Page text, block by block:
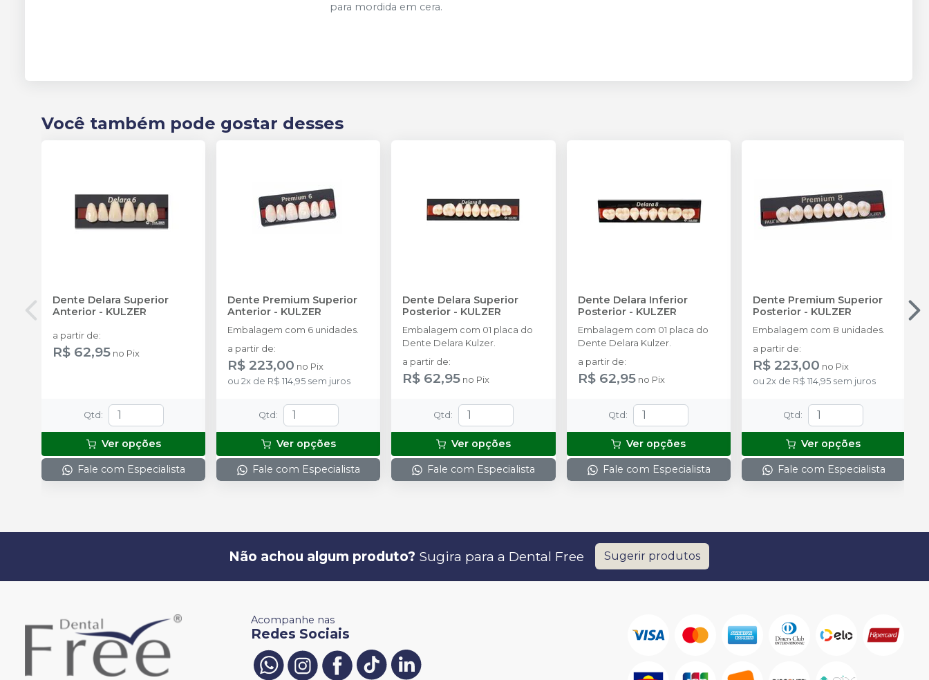
para mordida em cera.
Você também pode gostar desses
Dente Delara Superior
Anterior - KULZER
a partir de:
R$ 62,95 no Pix
Qtd :
Ver opções
Fale com Especialista
Dente Premium Superior
Anterior - KULZER
Embalagem com 6 unidades.
a partir de:
R$ 223,00 no Pix
ou 2x de R$ 114,95 sem juros
Qtd :
Ver opções
Fale com Especialista
Dente Delara Superior
Posterior - KULZER
Embalagem com 01 placa do
Dente Delara Kulzer.
a partir de:
R$ 62,95 no Pix
Qtd :
Ver opções
Fale com Especialista
Dente Delara Inferior
Posterior - KULZER
Embalagem com 01 placa do
Dente Delara Kulzer.
a partir de:
R$ 62,95 no Pix
Qtd :
Ver opções
Fale com Especialista
Dente Premium Superior
Posterior- KULZER
Embalagem com 8 unidades.
a partir de:
R$ 223,00 no Pix
ou 2x de R$ 114,95 sem juros
Qtd :
Ver opções
Fale com Especialista
Não achou algum produto? Sugira para a Dental Free Sugerir produtos
Acompanhe nas
Redes Sociais